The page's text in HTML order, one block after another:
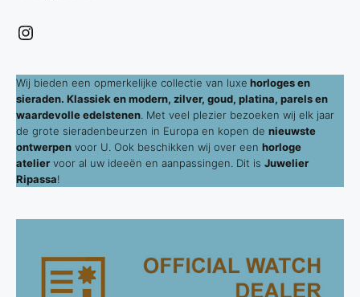
Instagram
Wij bieden een opmerkelijke collectie van luxe horloges en
sieraden. Klassiek en modern, zilver, goud, platina, parels en
waardevolle edelstenen . Met veel plezier bezoeken wij elk jaar
de grote sieradenbeurzen in Europa en kopen de nieuwste
ontwerpen voor U. Ook beschikken wij over een horloge
atelier voor al uw ideeën en aanpassingen. Dit is Juwelier
Ripassa!